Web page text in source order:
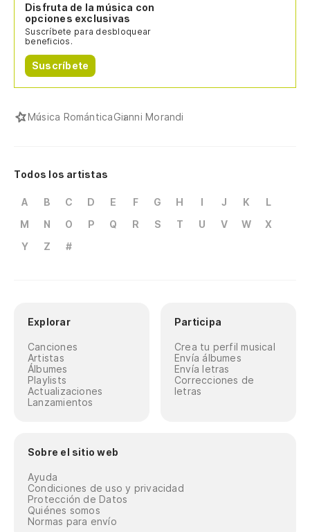
Disfruta de la música con
opciones exclusivas
Suscríbete para desbloquear
beneficios.
Suscríbete
Música RománticaGianni Morandi
Todos los artistas
A B C D E F G H I J K
L
M
N O P Q R S T U V W
X
Y
Z #
Explorar
Canciones
Artistas
Álbumes
Playlists
Actualizaciones
Lanzamientos
Participa
Crea tu perfil musical
Envía álbumes
Envía letras
Correcciones de
letras
Sobre el sitio web
Ayuda
Condiciones de uso y privacidad
Protección de Datos
Quiénes somos
Normas para envío